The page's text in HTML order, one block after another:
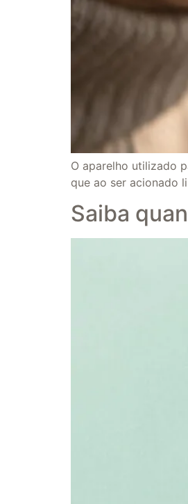
O aparelho utilizado
que ao ser acionado
Saiba